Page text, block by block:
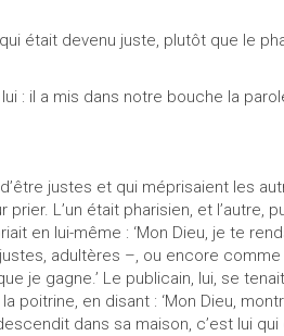
était devenu juste, plutôt que le
: il a mis dans notre bouche la
justes et qui méprisaient les
L’un était pharisien, et l’autre,
en lui-même : ‘Mon Dieu, je te
adultères –, ou encore
je gagne.’ Le publicain, lui, se
poitrine, en disant : ‘Mon Dieu,
dans sa maison, c’est lui